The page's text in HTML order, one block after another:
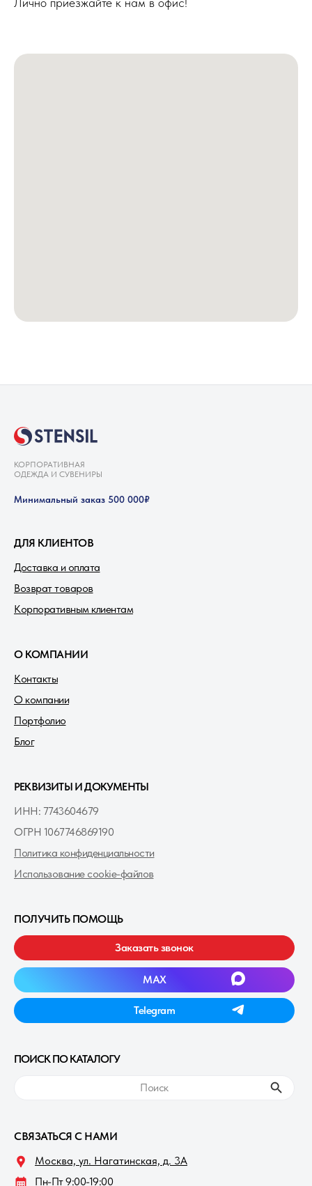
КОРПОРАТИВНАЯ
ОДЕЖДА И СУВЕНИРЫ
Минимальный заказ 500 000₽
Москва, ул. Нагатинская, д. 3A
Пн-Пт 9:00-19:00
Доставка и оплата
ДЛЯ КЛИЕНТОВ
Возврат товаров
Корпоративным клиентам
СВЯЗАТЬСЯ С НАМИ
Заказать звонок
MAXㅤ
ПОЛУЧИТЬ ПОМОЩЬ
ㅤПоискㅤ
ИНН: 7743604679
О КОМПАНИИ
Портфолио
Блог
О компании
Контакты
ОГРН 1067746869190
ПОИСК ПО КАТАЛОГУ
РЕКВИЗИТЫ И ДОКУМЕНТЫ
Политика конфиденциальности
Использование cookie-файлов
Telegramㅤ